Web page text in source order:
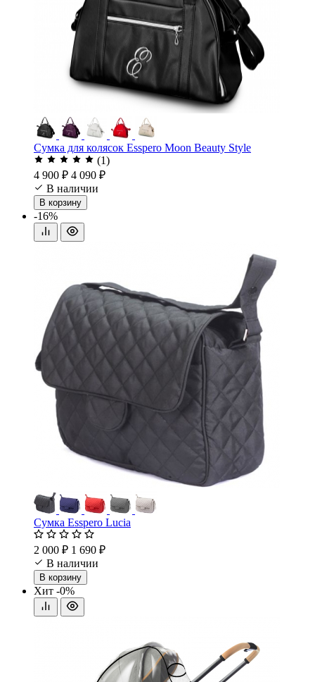
Сумка для колясок Esspero Moon Beauty Style
(1)
4 900 ₽ 4 090 ₽
В наличии
В корзину
-16%
Сумка Esspero Lucia
2 000 ₽ 1 690 ₽
В наличии
В корзину
Хит -0%